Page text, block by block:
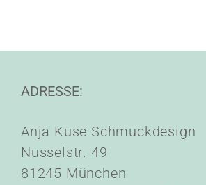
ADRESSE:
Anja Kuse Schmuckdesign
Nusselstr. 49
81245 München